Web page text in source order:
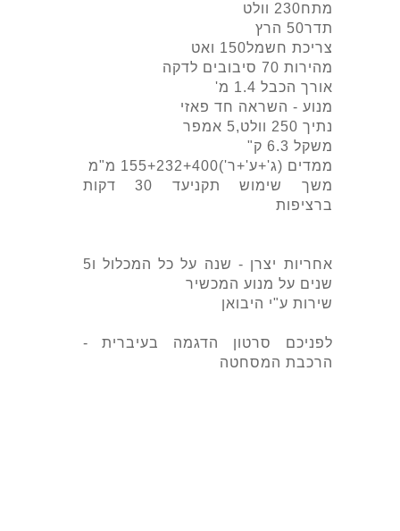
מתח230 וולט
תדר50 הרץ
צריכת חשמל150 ואט
מהירות 70 סיבובים לדקה
אורך הכבל 1.4 מ'
מנוע - השראה חד פאזי
נתיך 250 וולט,5 אמפר
משקל 6.3 ק"
ממדים (ג'+ע'+ר')155+232+400 מ"מ
משך שימוש תקניעד 30 דקות
ברציפות
אחריות יצרן - שנה על כל המכלול ו5
שנים על מנוע המכשיר
שירות ע"י היבואן
לפניכם סרטון הדגמה בעיברית -
הרכבת המסחטה